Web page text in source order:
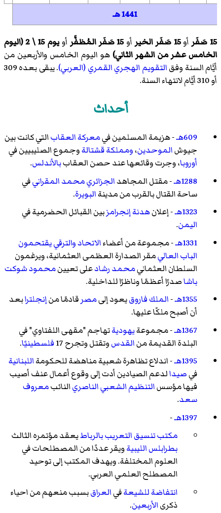
1441 هـ
15 صَفَر أو15 صَفَر الخير أو 15 صَفَر المُظفَّر أو
يوم 15 \ 2 (اليوم
الخامس عشر من الشهر الثاني) هو اليوم الخامس والأربعين من
أيَّام السنة وفقالتقويم الهجري القمري (العربي)
. يبقى بعده 309
أو 310 أيَّام لانتهاء السنة.
أحداث
609هـ - هزيمة المسلمين فيمعركة العقابالتي كانت بين
جيوشالموحدين،ومملكة قشتالةوجموع الصليبيين في
أوروبا، وجرت وقائعها عند حصن العقاببالأندلس.
1288هـ
- مقتل المجاهدالجزائريمحمد المقرانيفي
ساحة القتال بالقرب من مدينةالبويرة.
1323هـ
- إعلانهدنة إنجرامزبين القبائل الحضرمية في
اليمن.
1331هـ
- مجموعة من أعضاءالاتحاد والترقييقتحمون
الباب العاليمقر الصدارة العظمى العثمانية، ويرغمون
السلطان العثمانيمحمد رشادعلى تعيينمحمود شوكت
باشاصدرًا أعظمًا وناظرًا للداخلية.
1355هـ
-الملك فاروقيعود إلىمصرقادمًا منإنجلترابعد
أن أصبح ملكًا عليها.
1367هـ
- مجموعةيهوديةتهاجم "مقهى اللفتاوي" في
البلدة القديمة منالقدسوتقتل وتجرح 17 فلسطينيًا.
1395هـ
- اندلاع تظاهرة شعبية مناهضة للحكومةاللبنانية
فيصيدالدعم الصيادين أدت إلى وقوع أعمال عنف أصيب
فيها مؤسسالتنظيم الشعبي الناصريالنائبمعروف
سعد.
1397هـ
-
مكتب تنسيق التعريببالرباطيعقد مؤتمره الثالث
بطرابلس الليبيةويقر عددًا من المصطلحات في
العلوم المختلفة. ويهدف المكتب إلى توحيد
المصطلح العلمي العربي.
انتفاضةللشيعةفيالعراقبسبب منعهم من احياء
ذكرىالأربعين.